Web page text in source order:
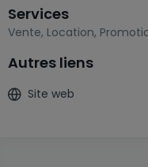
terrains, nous avons
un département qui
pour tous vos projets
Services
Vente, Location,
Autres liens
Site web